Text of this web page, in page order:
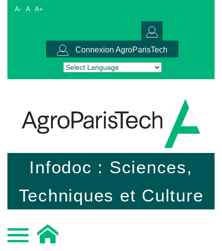
A- A A+
Connexion AgroParisTech
Powered by Translate
Infodoc : Sciences,
Techniques et Culture